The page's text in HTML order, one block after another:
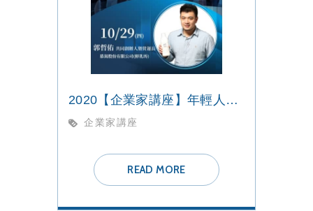
2020【企業家講座】年輕人終究還是年輕人，太衝動了！
企業家講座
READ MORE